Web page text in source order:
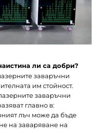
ли са добри?
заваръчни
им стойност.
заваръчни
главно в:
лъч може да бъде
на заваряване на